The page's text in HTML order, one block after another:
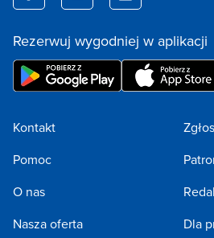
Rezerwuj wygodniej w aplikacji
Kontakt
Pomoc
O nas
Nasza oferta
Dla